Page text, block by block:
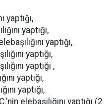
yaptığı,
yaptığı,
yaptığı,
yaptığı,
yaptığı ,
yaptığı,
yaptığı,
elebaşılığını yaptığı (2